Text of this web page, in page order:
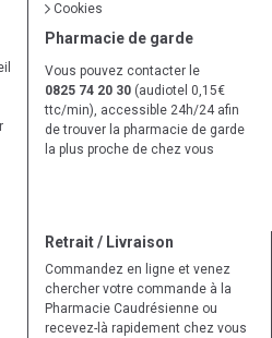
Cookies
Pharmacie de garde
Vous pouvez contacter le
0825 74 20 30 (audiotel 0,15€
ttc/min), accessible 24h/24 afin
de trouver la pharmacie de garde
la plus proche de chez vous
Retrait / Livraison
Commandez en ligne et venez
chercher votre commande à la
Pharmacie Caudrésienne ou
recevez-là rapidement chez vous